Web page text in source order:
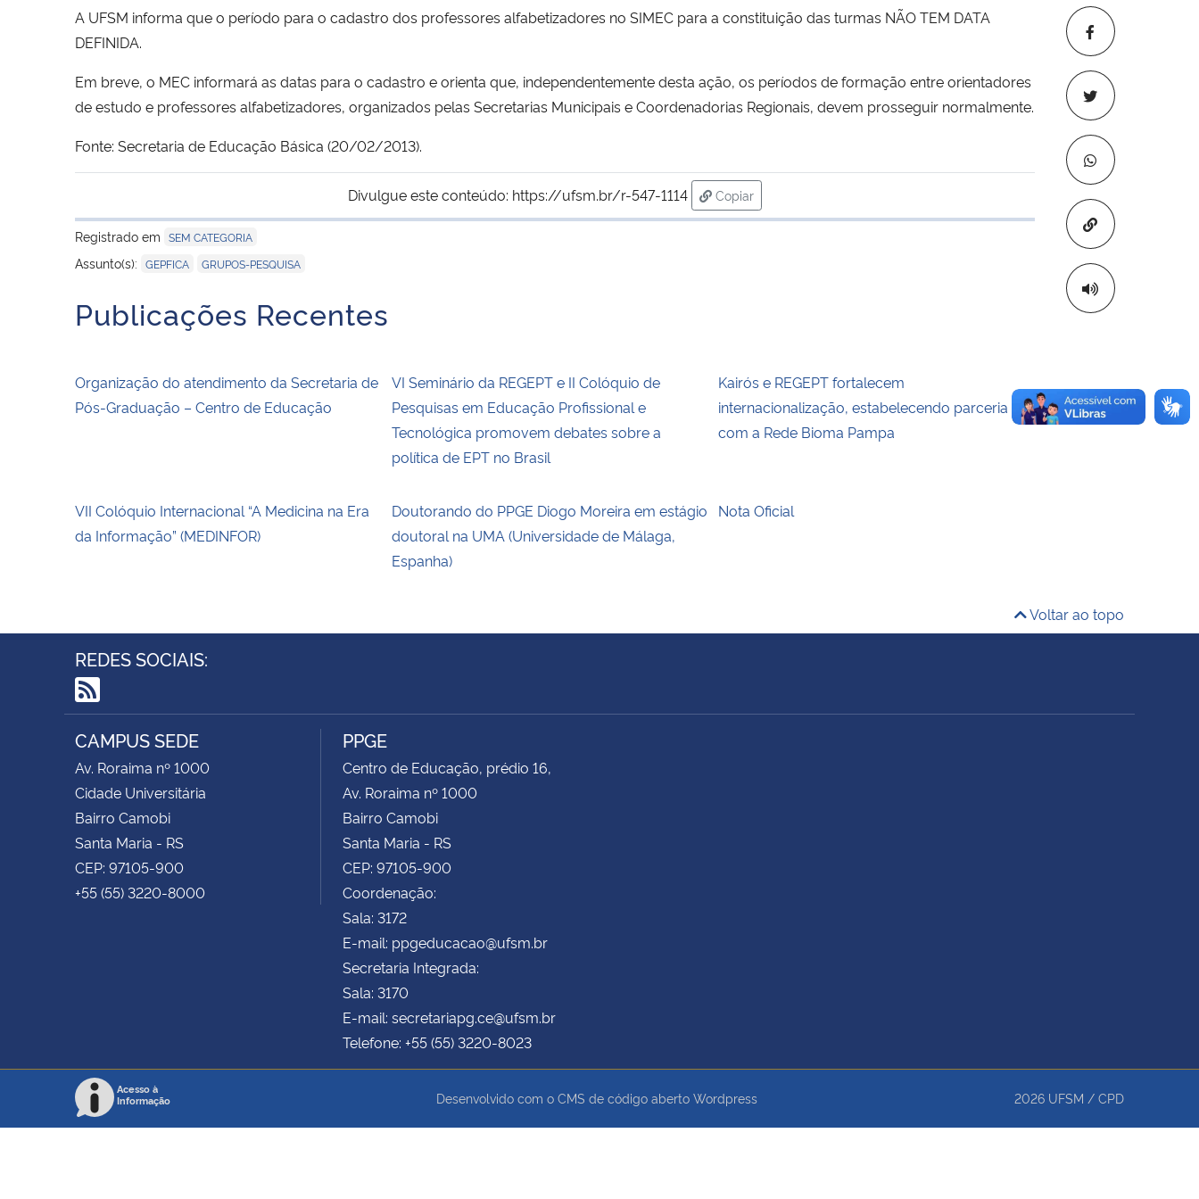
Copiar para
A UFSM informa que o período para o cadastro dos professores alfabetizadores no SIMEC para a constituição das turmas NÃO TEM DATA
DEFINIDA.
Em breve, o MEC informará as datas para o cadastro e orienta que, independentemente desta ação, os períodos de formação entre orientadores
de estudo e professores alfabetizadores, organizados pelas Secretarias Municipais e Coordenadorias Regionais, devem prosseguir normalmente.
Fonte: Secretaria de Educação Básica (20/02/2013).
Divulgue este conteúdo: https://ufsm.br/r-547-1114
Copiar
para área de transferência
Registrado em SEM CATEGORIA
Assunto(s): GEPFICA GRUPOS-PESQUISA
Publicações Recentes
Organização do atendimento da Secretaria de
Pós-Graduação – Centro de Educação
VI Seminário da REGEPT e II Colóquio de
Pesquisas em Educação Profissional e
Tecnológica promovem debates sobre a
política de EPT no Brasil
Kairós e REGEPT fortalecem
internacionalização, estabelecendo parceria
com a Rede Bioma Pampa
VII Colóquio Internacional “A Medicina na Era
da Informação” (MEDINFOR)
Doutorando do PPGE Diogo Moreira em estágio
doutoral na UMA (Universidade de Málaga,
Espanha)
Nota Oficial
Voltar ao topo
REDES SOCIAIS:
RSS
CAMPUS SEDE
Av. Roraima nº 1000
Cidade Universitária
Bairro Camobi
Santa Maria - RS
CEP: 97105-900
+55 (55) 3220-8000
PPGE
Centro de Educação, prédio 16,
Av. Roraima nº 1000
Bairro Camobi
Santa Maria - RS
CEP: 97105-900
Coordenação:
Sala: 3172
E-mail: ppgeducacao@ufsm.br
Secretaria Integrada:
Sala: 3170
E-mail: secretariapg.ce@ufsm.br
Telefone: +55 (55) 3220-8023
Acesso à
Informação
Desenvolvido com o CMS de código aberto Wordpress 2026 UFSM / CPD